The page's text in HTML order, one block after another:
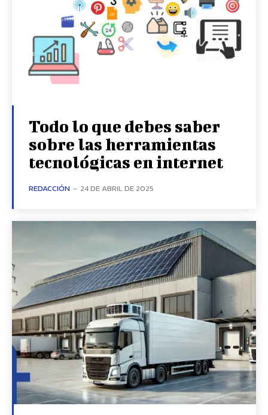
Todo lo que debes saber
sobre las herramientas
tecnológicas en internet
REDACCIÓN - 24 DE ABRIL DE 2025